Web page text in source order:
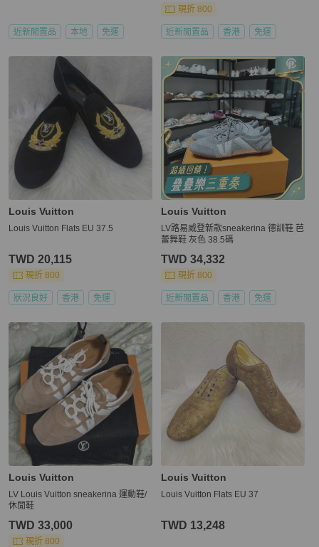
近新閒置品 本地 免運
現折 800
近新閒置品 香港 免運
Louis Vuitton
Louis Vuitton Flats EU 37.5
TWD 20,115
現折 800
狀況良好 香港 免運
Louis Vuitton
LV路易威登新款sneakerina 德訓鞋 芭
蕾舞鞋 灰色 38.5碼
TWD 34,332
現折 800
近新閒置品 香港 免運
Louis Vuitton
LV Louis Vuitton sneakerina 運動鞋/
休閒鞋
TWD 33,000
現折 800
Louis Vuitton
Louis Vuitton Flats EU 37
TWD 13,248